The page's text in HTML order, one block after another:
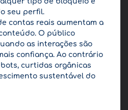
seu perfil.
contas reais aumentam a
O público
as interações são
confiança. Ao contrário
curtidas orgânicas
sustentável do